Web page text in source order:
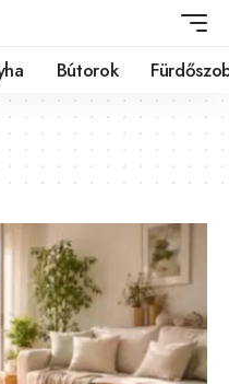
Bútorok